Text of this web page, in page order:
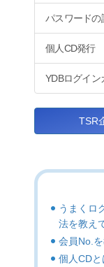
パスワードの
個人CD発行
YDBログイン
TSR
うまくロ
法を教え
会員No.
個人CD